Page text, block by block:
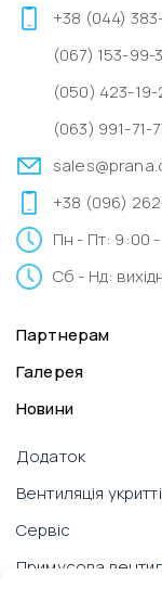
+38 (044)
(067) 153-99-
(050) 423-19-
(063) 991-71-
+38 (096)
Пн - Пт: 9:00
Сб - Нд:
Партнерам
Галерея
Новини
Додаток
Вентиляція
Сервіс
Примусова